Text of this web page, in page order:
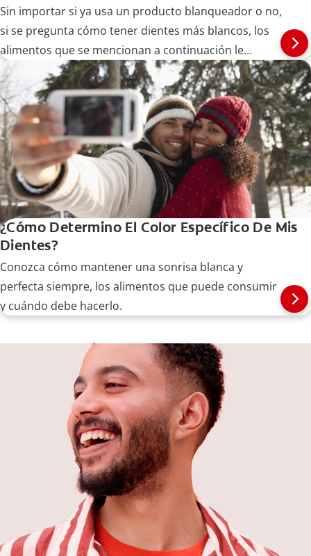
Sin importar si ya usa un producto blanqueador o no,
si se pregunta cómo tener dientes más blancos, los
alimentos que se mencionan a continuación le
pueden ayudar.
¿Cómo Determino El Color Específico De Mis
Dientes?
Conozca cómo mantener una sonrisa blanca y
perfecta siempre, los alimentos que puede consumir
y cuándo debe hacerlo.